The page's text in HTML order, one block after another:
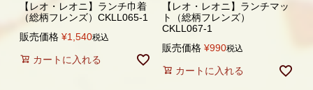
【レオ・レオニ】ランチ巾着
（総柄フレンズ）CKLL065-1
販売価格 ¥1,540税込
カートに入れる
【レオ・レオニ】ランチマッ
ト（総柄フレンズ）
CKLL067-1
販売価格 ¥990税込
カートに入れる